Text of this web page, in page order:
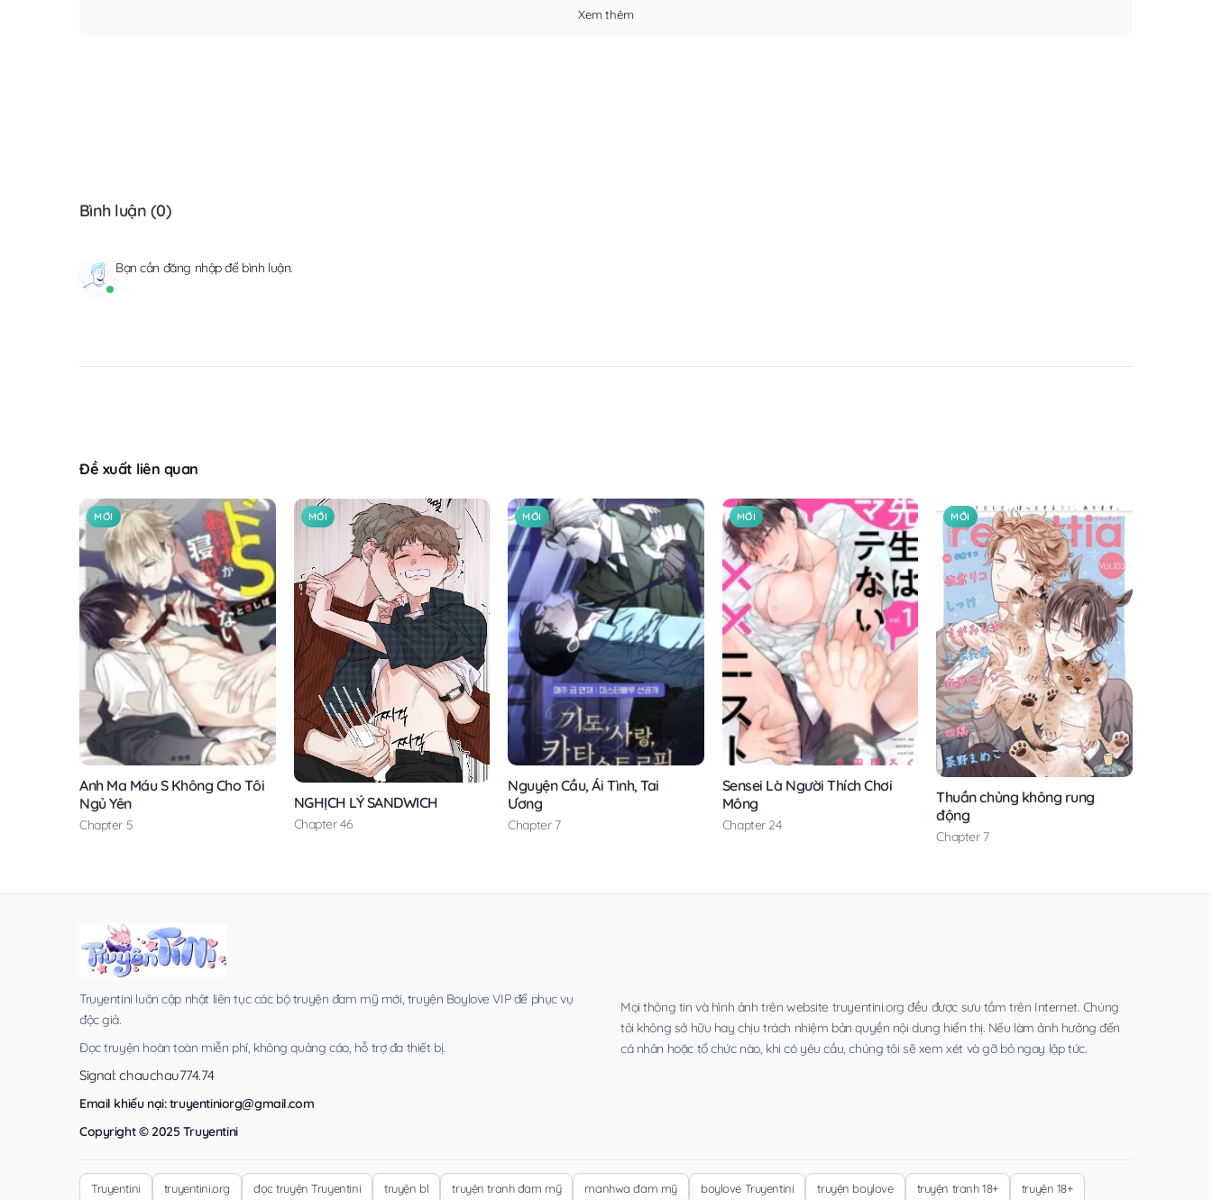
Xem thêm
Bình luận (0)
Bạn cần đăng nhậpđể bình luận.
Đề xuất liên quan
MỚI
Anh Ma Máu S Không Cho Tôi
Ngủ Yên
Chapter 5
MỚI
NGHỊCH LÝ SANDWICH
Chapter 46
MỚI
Nguyện Cầu, Ái Tình, Tai
Ương
Chapter 7
MỚI
Sensei Là Người Thích Chơi
Mông
Chapter 24
MỚI
Thuần chủng không rung
động
Chapter 7
Truyentini luôn cập nhật liên tục các bộ truyện đam mỹ mới, truyện Boylove VIP để phục vụ
độc giả.
Đọc truyện hoàn toàn miễn phí, không quảng cáo, hỗ trợ đa thiết bị.
Signal: chauchau774.74
Email khiếu nại:truyentiniorg@gmail.com
Copyright © 2025 Truyentini
Mọi thông tin và hình ảnh trên website truyentini.org đều được sưu tầm trên Internet. Chúng
tôi không sở hữu hay chịu trách nhiệm bản quyền nội dung hiển thị. Nếu làm ảnh hưởng đến
cá nhân hoặc tổ chức nào, khi có yêu cầu, chúng tôi sẽ xem xét và gỡ bỏ ngay lập tức.
Truyentini truyentini.org đọc truyện Truyentini truyện bl truyện tranh đam mỹ manhwa đam mỹ boylove Truyentini truyện boylove truyện tranh 18+ truyện 18+